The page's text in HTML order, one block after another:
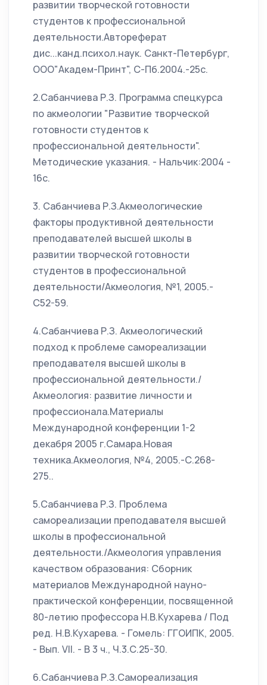
развитии творческой готовности
студентов к профессиональной
деятельности.Автореферат
дис...канд.психол.наук. Санкт-Петербург,
ООО"Академ-Принт", С-Пб.2004.-25с.
2.Сабанчиева Р.З. Программа спецкурса
по акмеологии "Развитие творческой
готовности студентов к
профессиональной деятельности".
Методические указания. - Нальчик:2004 -
16с.
3. Сабанчиева Р.З.Акмеологические
факторы продуктивной деятельности
преподавателей высшей школы в
развитии творческой готовности
студентов в профессиональной
деятельности/Акмеология, №1, 2005.-
С52-59.
4.Сабанчиева Р.З. Акмеологический
подход к проблеме самореализации
преподавателя высшей школы в
профессиональной деятельности./
Акмеология: развитие личности и
профессионала.Материалы
Международной конференции 1-2
декабря 2005 г.Самара.Новая
техника.Акмеология, №4, 2005.-С.268-
275..
5.Сабанчиева Р.З. Проблема
самореализации преподавателя высшей
школы в профессиональной
деятельности./Акмеология управления
качеством образования: Сборник
материалов Международной науно-
практической конференции, посвященной
80-летию профессора Н.В.Кухарева / Под
ред. Н.В.Кухарева. - Гомель: ГГОИПК, 2005.
- Вып. VII. - В 3 ч., Ч.3.С.25-30.
6.Сабанчиева Р.З.Самореализация